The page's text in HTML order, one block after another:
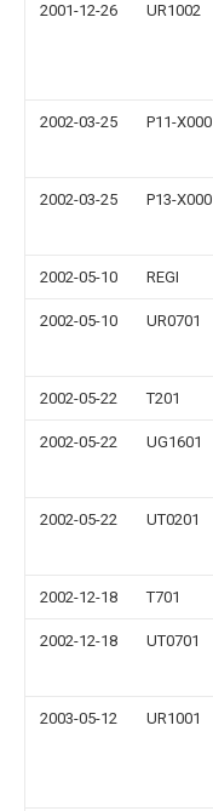
2001-12-26 UR1002
2002-03-25 P11-X000
2002-03-25 P13-X000
2002-05-10 REGI
2002-05-10 UR0701
2002-05-22 T201
2002-05-22 UG1601
2002-05-22 UT0201
2002-12-18 T701
2002-12-18 UT0701
2003-05-12 UR1001